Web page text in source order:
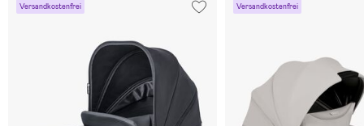
Versandkostenfrei Versandkostenfrei